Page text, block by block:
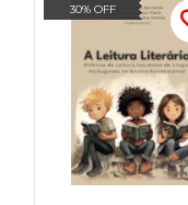
30% OFF